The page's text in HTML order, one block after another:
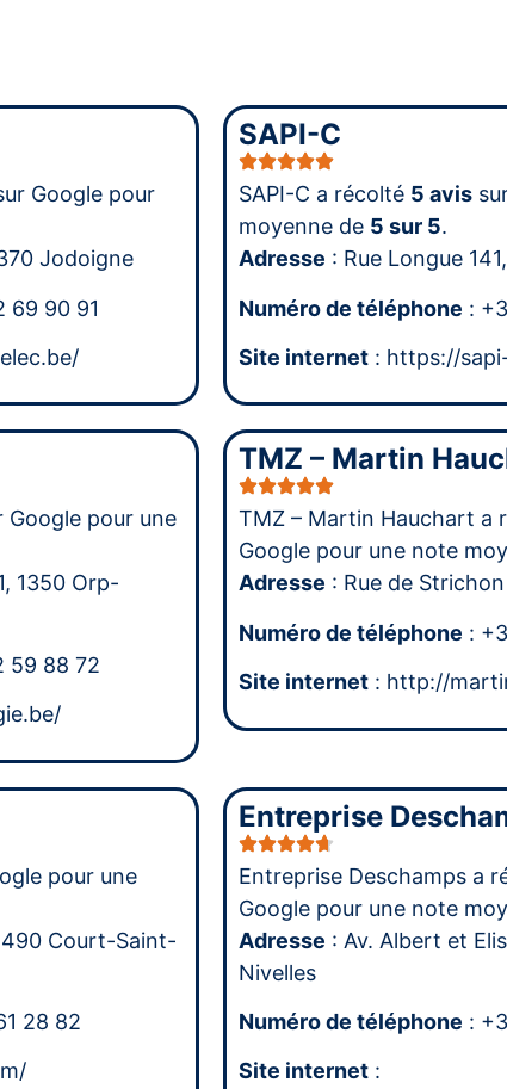
Google pour
Jodoigne
69 90 91
SAPI-C
SAPI-C a récolté 5 avis
moyenne de 5 sur 5.
Adresse : Rue Longue
Numéro de téléphone :
Site internet : https://
pour une
1350 Orp-
59 88 72
TMZ – Martin
TMZ – Martin Hauchart a
Google pour une note
Adresse : Rue de
Numéro de téléphone :
Site internet : http://
pour une
Court-Saint-
28 82
Entreprise
Entreprise Deschamps a
Google pour une note
Adresse : Av. Albert et
Nivelles
Numéro de téléphone :
Site internet :